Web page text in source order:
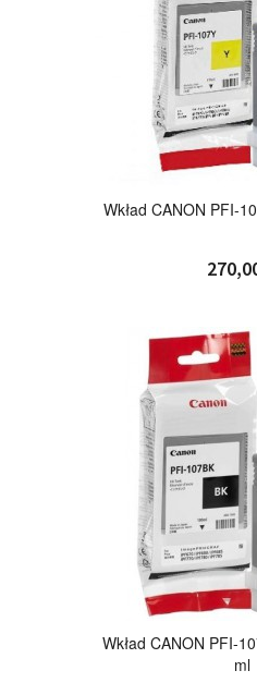
Wkład CANON PFI-
Wkład CANON PFI-
ml